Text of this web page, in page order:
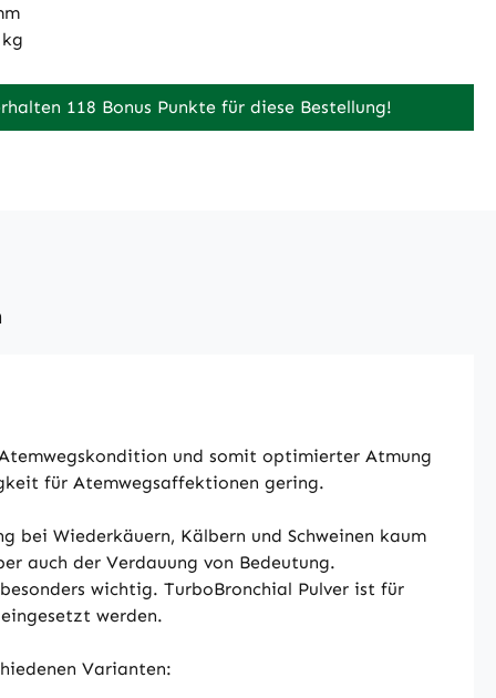
118 Bonus Punkte für diese Bestellung!
und somit optimierter Atmung
für Atemwegsaffektionen gering.
bei Wiederkäuern, Kälbern und Schweinen kaum
auch der Verdauung von Bedeutung.
wichtig. TurboBronchial Pulver ist für
werden.
Varianten: